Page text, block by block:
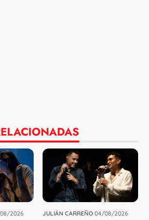
2026 JULIÁN CARREÑO 04/08/2026